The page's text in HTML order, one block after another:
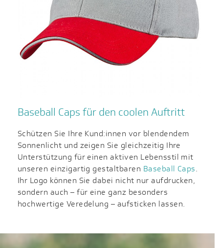
Baseball Caps für den coolen Auftritt
Schützen Sie Ihre Kund:innen vor blendendem
Sonnenlicht und zeigen Sie gleichzeitig Ihre
Unterstützung für einen aktiven Lebensstil mit
unseren einzigartig gestaltbaren Baseball Caps.
Ihr Logo können Sie dabei nicht nur aufdrucken,
sondern auch – für eine ganz besonders
hochwertige Veredelung – aufsticken lassen.